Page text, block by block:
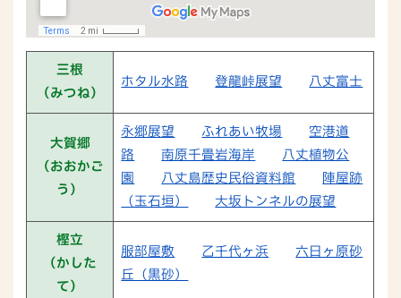
三根
（みつね）
ホタル水路 登龍峠展望 八丈富士
大賀郷
（おおかご
う）
永郷展望 ふれあい牧場
空港道
路
南原千畳岩海岸
八丈植物公
園
八丈島歴史民俗資料館
陣屋跡
（玉石垣）
大坂トンネルの展望
樫立
（かした
て）
服部屋敷 乙千代ヶ浜
六日ヶ原砂
丘（黒砂）